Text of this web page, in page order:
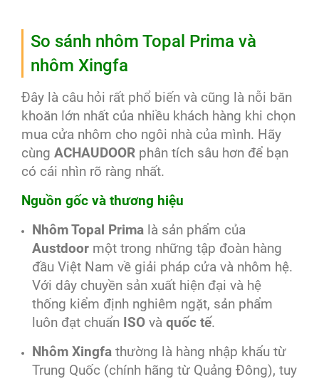
So sánh nhôm Topal Prima và
nhôm Xingfa
Đây là câu hỏi rất phổ biến và cũng là nỗi băn
khoăn lớn nhất của nhiều khách hàng khi chọn
mua cửa nhôm cho ngôi nhà của mình. Hãy
cùng ACHAUDOOR phân tích sâu hơn để bạn
có cái nhìn rõ ràng nhất.
Nguồn gốc và thương hiệu
Nhôm Topal Prima là sản phẩm của
Austdoor một trong những tập đoàn hàng
đầu Việt Nam về giải pháp cửa và nhôm hệ.
Với dây chuyền sản xuất hiện đại và hệ
thống kiểm định nghiêm ngặt, sản phẩm
luôn đạt chuẩn ISO và quốc tế.
Nhôm Xingfa thường là hàng nhập khẩu từ
Trung Quốc (chính hãng từ Quảng Đông), tuy